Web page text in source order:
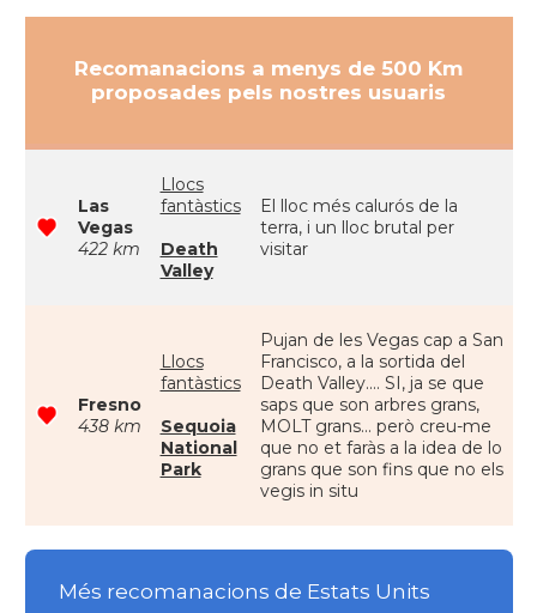
Recomanacions a menys de 500 Km
proposades pels nostres usuaris
Las
Vegas
422 km
Llocs
fantàstics
Death
Valley
El lloc més calurós de la
terra, i un lloc brutal per
visitar
Fresno
438 km
Llocs
fantàstics
Sequoia
National
Park
Pujan de les Vegas cap a San
Francisco, a la sortida del
Death Valley.... SI, ja se que
saps que son arbres grans,
MOLT grans... però creu-me
que no et faràs a la idea de lo
grans que son fins que no els
vegis in situ
Més recomanacions de Estats Units